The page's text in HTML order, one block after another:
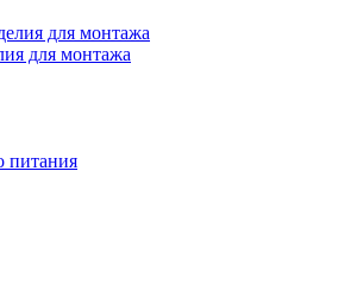
для монтажа
питания